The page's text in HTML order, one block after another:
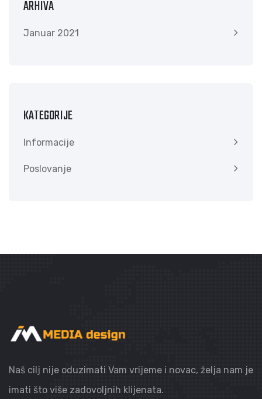
ARHIVA
Januar 2021
KATEGORIJE
Informacije
Poslovanje
Naš cilj nije oduzimati Vam vrijeme i novac, želja nam je
imati što više zadovoljnih klijenata.